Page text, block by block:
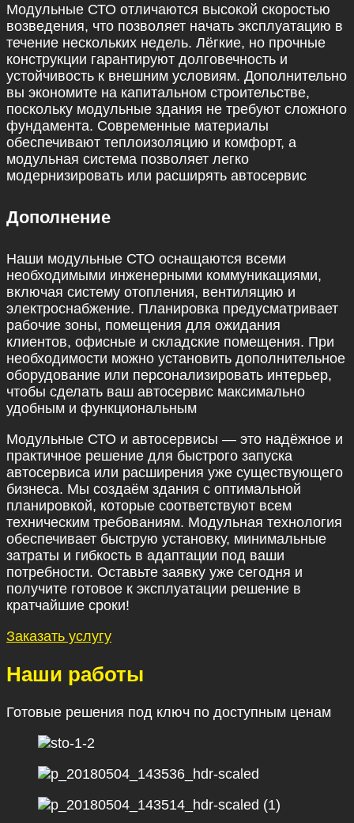
Модульные СТО отличаются высокой скоростью
возведения, что позволяет начать эксплуатацию в
течение нескольких недель. Лёгкие, но прочные
конструкции гарантируют долговечность и
устойчивость к внешним условиям. Дополнительно
вы экономите на капитальном строительстве,
поскольку модульные здания не требуют сложного
фундамента. Современные материалы
обеспечивают теплоизоляцию и комфорт, а
модульная система позволяет легко
модернизировать или расширять автосервис
Дополнение
Наши модульные СТО оснащаются всеми
необходимыми инженерными коммуникациями,
включая систему отопления, вентиляцию и
электроснабжение. Планировка предусматривает
рабочие зоны, помещения для ожидания
клиентов, офисные и складские помещения. При
необходимости можно установить дополнительное
оборудование или персонализировать интерьер,
чтобы сделать ваш автосервис максимально
удобным и функциональным
Модульные СТО и автосервисы — это надёжное и
практичное решение для быстрого запуска
автосервиса или расширения уже существующего
бизнеса. Мы создаём здания с оптимальной
планировкой, которые соответствуют всем
техническим требованиям. Модульная технология
обеспечивает быструю установку, минимальные
затраты и гибкость в адаптации под ваши
потребности. Оставьте заявку уже сегодня и
получите готовое к эксплуатации решение в
кратчайшие сроки!
Заказать услугу
Наши работы
Готовые решения под ключ по доступным ценам